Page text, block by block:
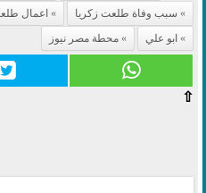
سبب وفاة طلعت زكريا
اعمال
ابو علي
محطة مصر نيوز
⇧